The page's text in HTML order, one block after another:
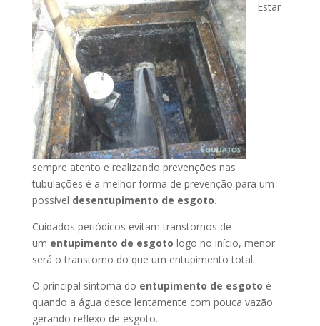
Estar
sempre atento e realizando prevenções nas
tubulações é a melhor forma de prevenção para um
possível desentupimento de esgoto.
Cuidados periódicos evitam transtornos de
um entupimento de esgoto logo no início, menor
será o transtorno do que um entupimento total.
O principal sintoma do entupimento de esgoto é
quando a água desce lentamente com pouca vazão
gerando reflexo de esgoto.